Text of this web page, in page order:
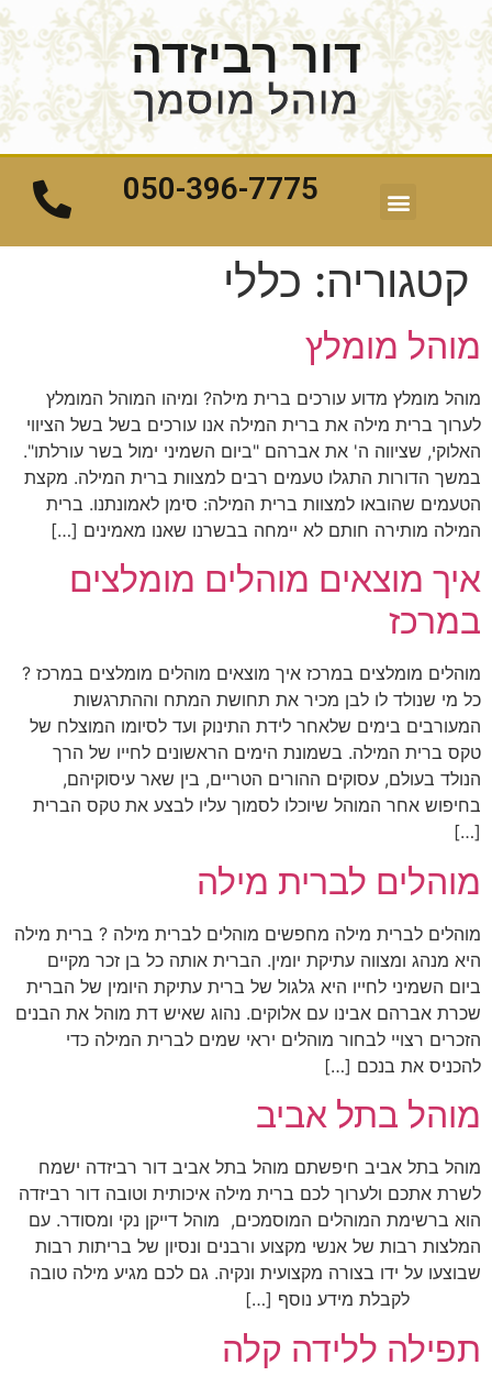
דור רביזדה
מוהל מוסמך
050-396-7775
קטגוריה: כללי
מוהל מומלץ
מוהל מומלץ מדוע עורכים ברית מילה? ומיהו המוהל המומלץ
לערוך ברית מילה את ברית המילה אנו עורכים בשל בשל הציווי
האלוקי, שציווה ה' את אברהם "ביום השמיני ימול בשר עורלתו".
במשך הדורות התגלו טעמים רבים למצוות ברית המילה. מקצת
הטעמים שהובאו למצוות ברית המילה: סימן לאמונתנו. ברית
המילה מותירה חותם לא יימחה בבשרנו שאנו מאמינים […]
איך מוצאים מוהלים מומלצים
במרכז
מוהלים מומלצים במרכז איך מוצאים מוהלים מומלצים במרכז ?
כל מי שנולד לו לבן מכיר את תחושת המתח וההתרגשות
המעורבים בימים שלאחר לידת התינוק ועד לסיומו המוצלח של
טקס ברית המילה. בשמונת הימים הראשונים לחייו של הרך
הנולד בעולם, עסוקים ההורים הטריים, בין שאר עיסוקיהם,
בחיפוש אחר המוהל שיוכלו לסמוך עליו לבצע את טקס הברית
[…]
מוהלים לברית מילה
מוהלים לברית מילה מחפשים מוהלים לברית מילה ? ברית מילה
היא מנהג ומצווה עתיקת יומין. הברית אותה כל בן זכר מקיים
ביום השמיני לחייו היא גלגול של ברית עתיקת היומין של הברית
שכרת אברהם אבינו עם אלוקים. נהוג שאיש דת מוהל את הבנים
הזכרים רצויי לבחור מוהלים יראי שמים לברית המילה כדי
להכניס את בנכם […]
מוהל בתל אביב
מוהל בתל אביב חיפשתם מוהל בתל אביב דור רביזדה ישמח
לשרת אתכם ולערוך לכם ברית מילה איכותית וטובה דור רביזדה
הוא ברשימת המוהלים המוסמכים, מוהל דייקן נקי ומסודר. עם
המלצות רבות של אנשי מקצוע ורבנים ונסיון של בריתות רבות
שבוצעו על ידו בצורה מקצועית ונקיה. גם לכם מגיע מילה טובה
לקבלת מידע נוסף […]
תפילה ללידה קלה